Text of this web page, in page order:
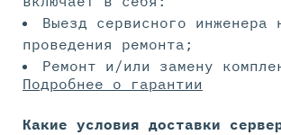
Выезд сервисного инженера
проведения ремонта;
Ремонт и/или замену
Подробнее о гарантии
Какие условия доставки